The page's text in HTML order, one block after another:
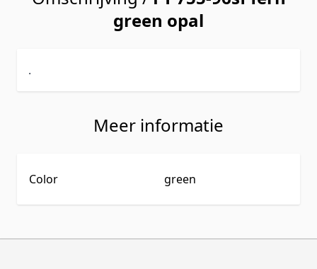
green opal
.
Meer informatie
Color green